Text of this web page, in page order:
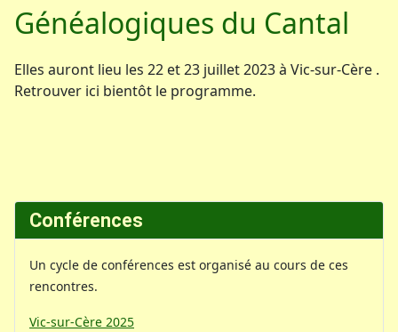
Généalogiques du Cantal
Elles auront lieu les 22 et 23 juillet 2023 à Vic-sur-Cère .
Retrouver ici bientôt le programme.
Conférences
Un cycle de conférences est organisé au cours de ces
rencontres.
Vic-sur-Cère 2025